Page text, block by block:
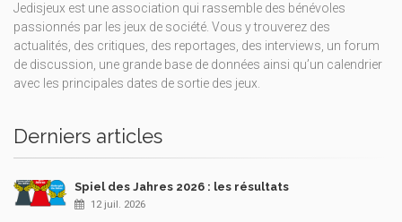
Jedisjeux est une association qui rassemble des bénévoles
passionnés par les jeux de société. Vous y trouverez des
actualités, des critiques, des reportages, des interviews, un forum
de discussion, une grande base de données ainsi qu’un calendrier
avec les principales dates de sortie des jeux.
Derniers articles
Spiel des Jahres 2026 : les résultats
12 juil. 2026